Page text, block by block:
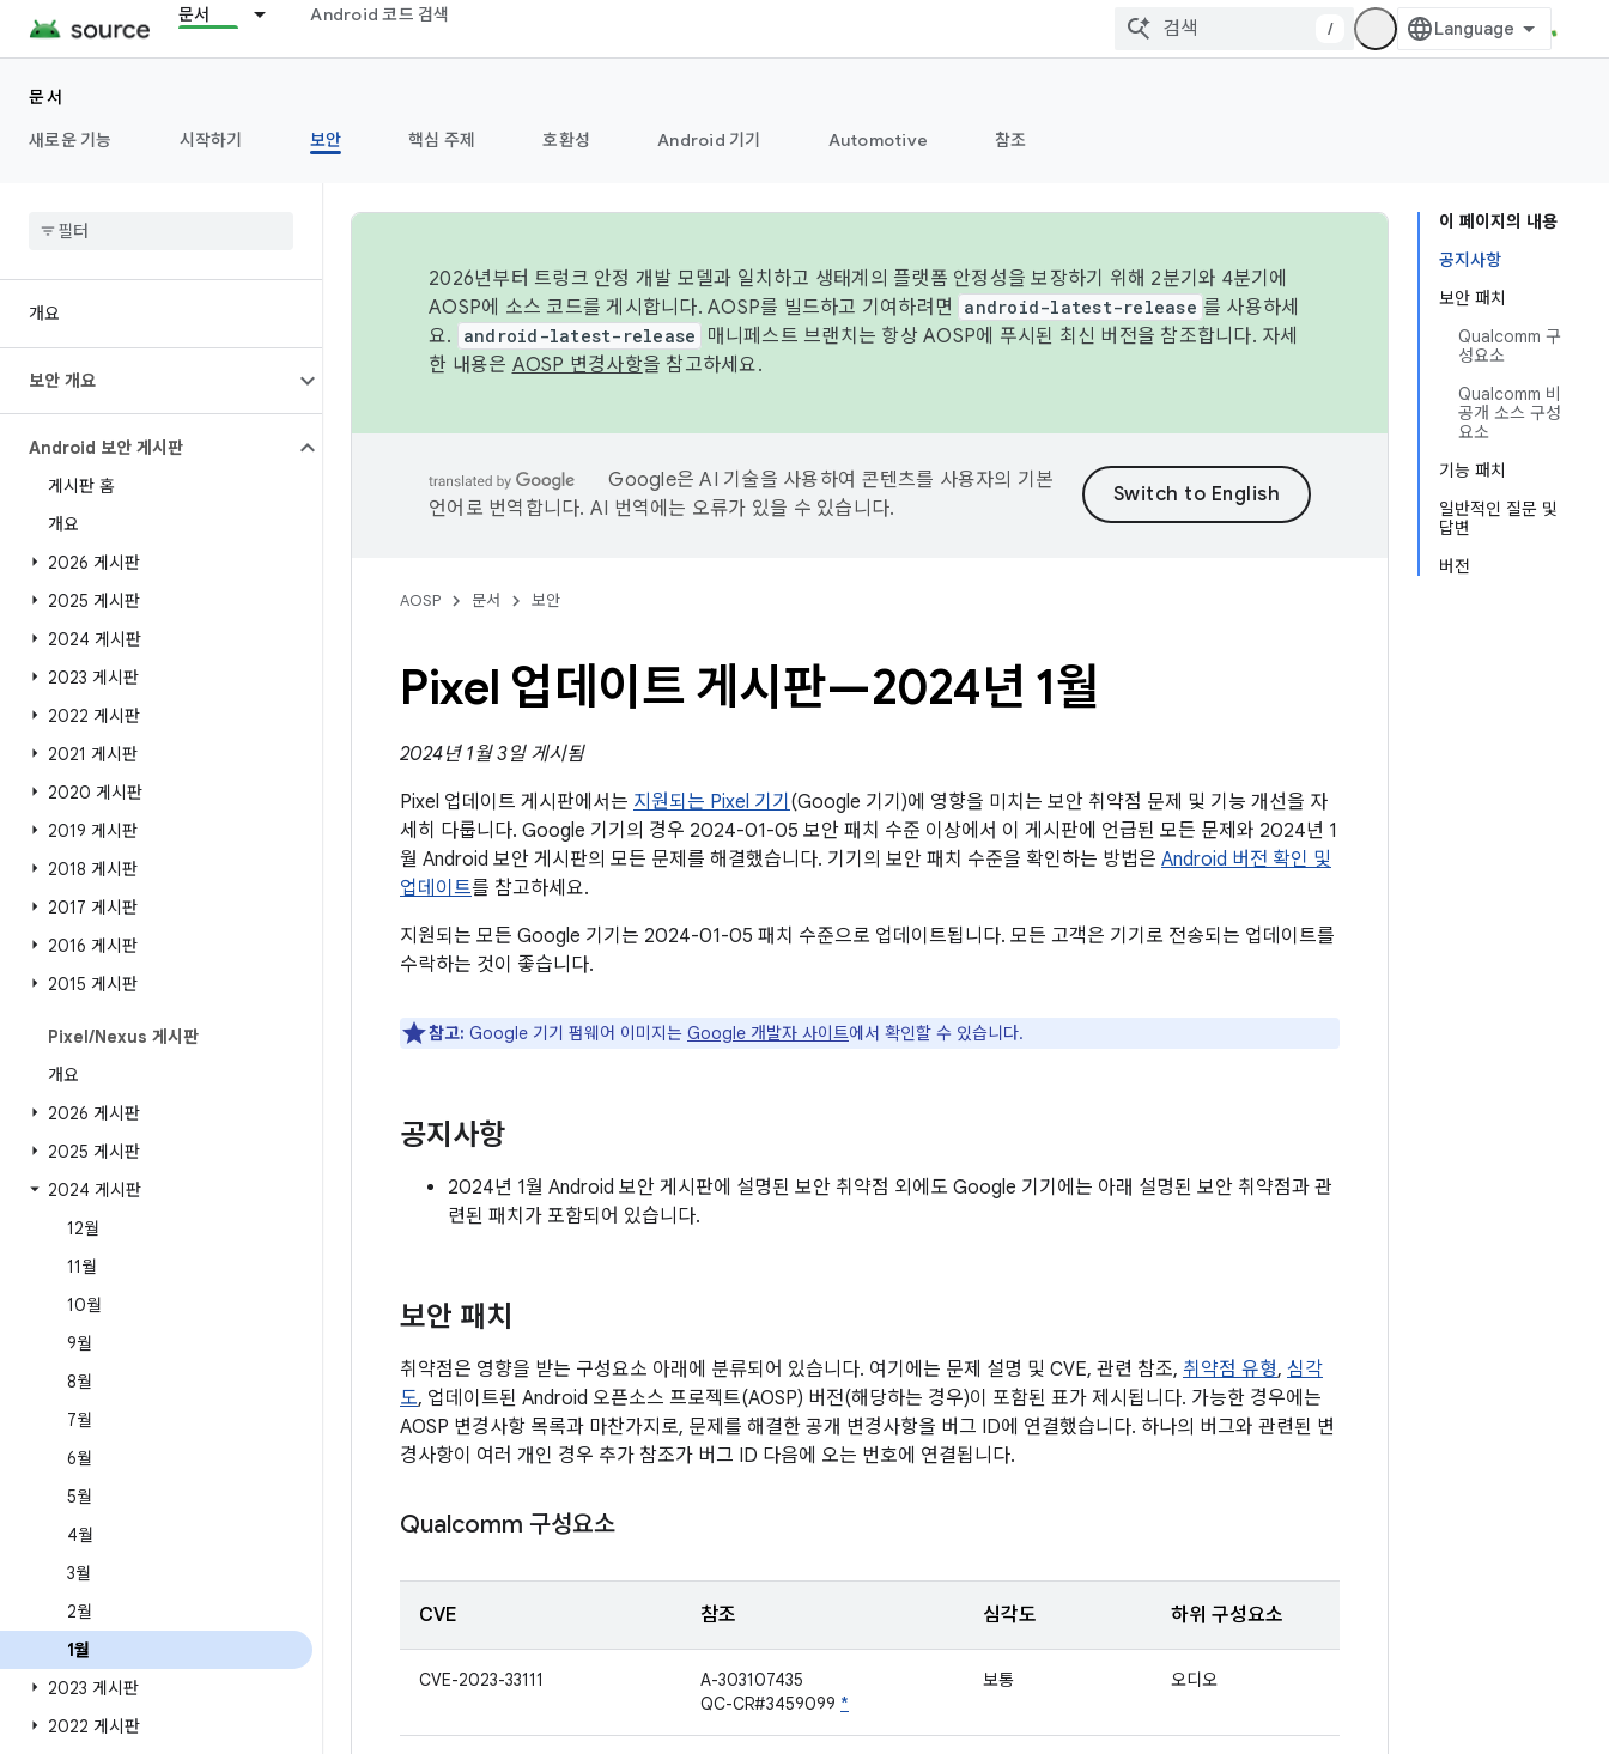
문서 Android 코드 검색
/
문서
새로운 기능
시작하기 보안 핵심 주제 호환성 Android 기기 Automotive 참조
개요
보안 개요
Android 보안 게시판
게시판 홈
개요
2026 게시판
2025 게시판
2024 게시판
2023 게시판
2022 게시판
2021 게시판
2020 게시판
2019 게시판
2018 게시판
2017 게시판
2016 게시판
2015 게시판
Pixel/Nexus 게시판
개요
2026 게시판
2025 게시판
2024 게시판
12월
11월
10월
9월
8월
7월
6월
5월
4월
3월
2월
1월
2023 게시판
2022 게시판
이 페이지의 내용
공지사항
보안 패치
Qualcomm 구
성요소
Qualcomm 비
공개 소스 구성
요소
기능 패치
일반적인 질문 및
답변
버전
2026년부터 트렁크 안정 개발 모델과 일치하고 생태계의 플랫폼 안정성을 보장하기 위해 2분기와 4분기에
AOSP에 소스 코드를 게시합니다. AOSP를 빌드하고 기여하려면
android-latest-release 를 사용하세
요.
android-latest-release
매니페스트 브랜치는 항상 AOSP에 푸시된 최신 버전을 참조합니다. 자세
한 내용은 AOSP 변경사항을 참고하세요.
Google은 AI 기술을 사용하여 콘텐츠를 사용자의 기본
언어로 번역합니다. AI 번역에는 오류가 있을 수 있습니다.
AOSP 문서 보안
Pixel 업데이트 게시판—2024년 1월
2024년 1월 3일 게시됨
Pixel 업데이트 게시판에서는 지원되는 Pixel 기기 (Google 기기)에 영향을 미치는 보안 취약점 문제 및 기능 개선을 자
세히 다룹니다. Google 기기의 경우 2024-01-05 보안 패치 수준 이상에서 이 게시판에 언급된 모든 문제와 2024년 1
월 Android 보안 게시판의 모든 문제를 해결했습니다. 기기의 보안 패치 수준을 확인하는 방법은 Android 버전 확인 및
업데이트를 참고하세요.
지원되는 모든 Google 기기는 2024-01-05 패치 수준으로 업데이트됩니다. 모든 고객은 기기로 전송되는 업데이트를
수락하는 것이 좋습니다.
참고: Google 기기 펌웨어 이미지는 Google 개발자 사이트에서 확인할 수 있습니다.
공지사항
2024년 1월 Android 보안 게시판에 설명된 보안 취약점 외에도 Google 기기에는 아래 설명된 보안 취약점과 관
련된 패치가 포함되어 있습니다.
보안 패치
취약점은 영향을 받는 구성요소 아래에 분류되어 있습니다. 여기에는 문제 설명 및 CVE, 관련 참조, 취약점 유형, 심각
도, 업데이트된 Android 오픈소스 프로젝트(AOSP) 버전(해당하는 경우)이 포함된 표가 제시됩니다. 가능한 경우에는
AOSP 변경사항 목록과 마찬가지로, 문제를 해결한 공개 변경사항을 버그 ID에 연결했습니다. 하나의 버그와 관련된 변
경사항이 여러 개인 경우 추가 참조가 버그 ID 다음에 오는 번호에 연결됩니다.
Qualcomm 구성요소
CVE 참조 심각도 하위 구성요소
CVE-2023-33111
A-303107435
QC-CR#3459099 *
보통 오디오